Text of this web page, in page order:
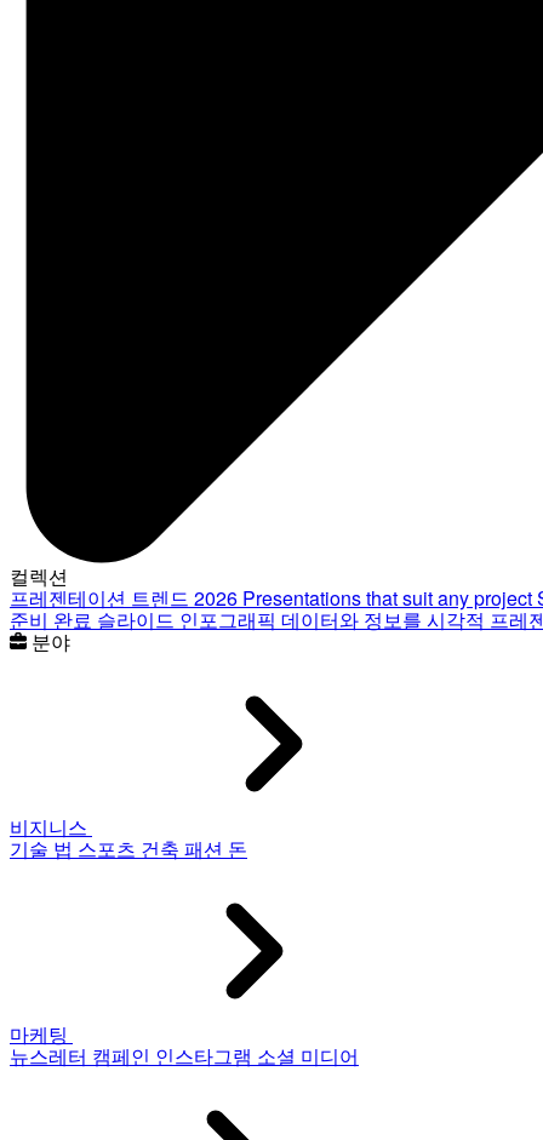
컬렉션
프레젠테이션 트렌드 2026 Presentations that suit any project
준비 완료 슬라이드 인포그래픽 데이터와 정보를 시각적 프레
분야
비지니스
기술 법 스포츠 건축 패션 돈
마케팅
뉴스레터 캠페인 인스타그램 소셜 미디어